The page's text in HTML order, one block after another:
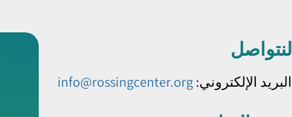
لنتواصل
البريد الإلكتروني:info@rossingcenter.org